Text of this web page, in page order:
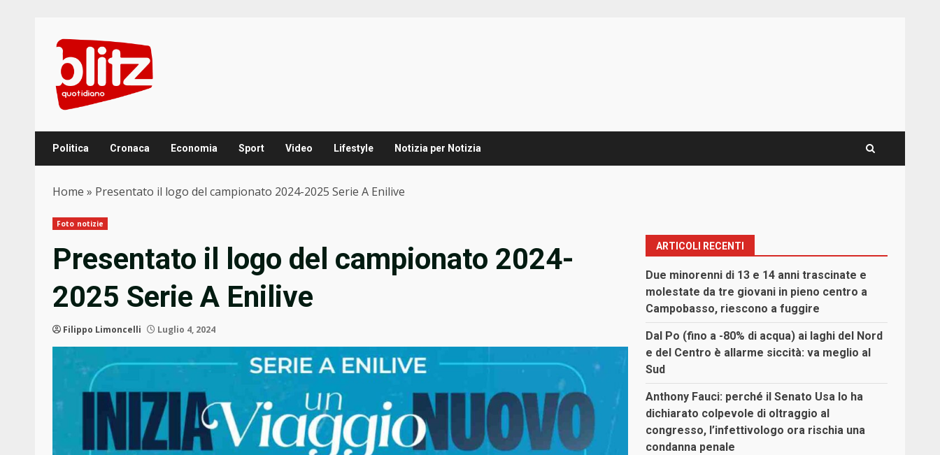
content
Politica Cronaca Economia Sport Video Lifestyle Notizia per Notizia
Home » Presentato il logo del campionato 2024-2025 Serie A Enilive
Foto notizie
Presentato il logo del campionato 2024-
2025 Serie A Enilive
Filippo Limoncelli Luglio 4, 2024
ARTICOLI RECENTI
Due minorenni di 13 e 14 anni trascinate e
molestate da tre giovani in pieno centro a
Campobasso, riescono a fuggire
Dal Po (fino a -80% di acqua) ai laghi del Nord
e del Centro è allarme siccità: va meglio al
Sud
Anthony Fauci: perché il Senato Usa lo ha
dichiarato colpevole di oltraggio al
congresso, l’infettivologo ora rischia una
condanna penale